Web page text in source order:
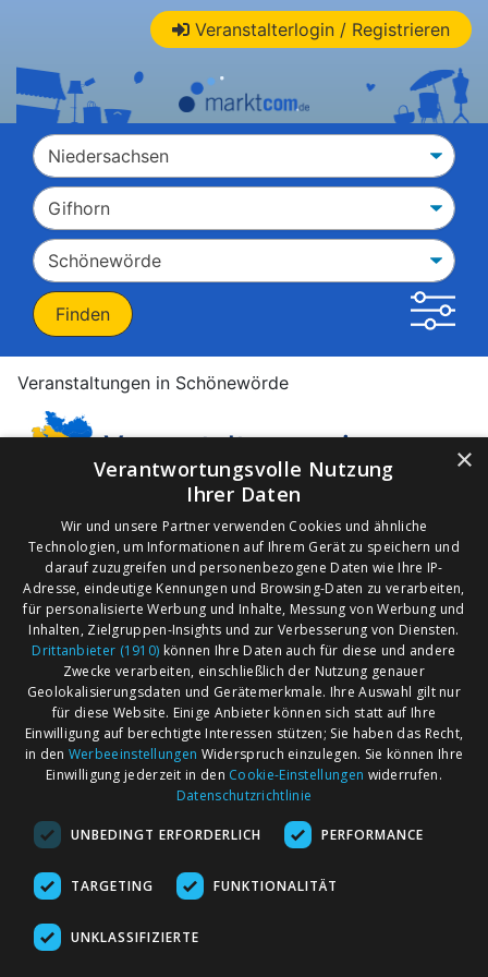
Veranstalterlogin / Registrieren
Veranstaltungen in Schönewörde
Veranstaltungen in
Schönewörde
Leider wurden zu Ihrer Suchanfrage keine
Veranstaltungen gefunden!
Suchen Sie alternativ nach Angeboten in anderen
Regionen oder Orten.
AGB
Impressum
Kontakt
Märkte nach Bundesländern
Märkte nach PLZ
Märkte nach Umkreis
Flohmarkt
×
Verantwortungsvolle Nutzung
Ihrer Daten
Wir und unsere Partner verwenden Cookies und ähnliche
Technologien, um Informationen auf Ihrem Gerät zu speichern und
darauf zuzugreifen und personenbezogene Daten wie Ihre IP-
Adresse, eindeutige Kennungen und Browsing-Daten zu verarbeiten,
für personalisierte Werbung und Inhalte, Messung von Werbung und
Inhalten, Zielgruppen-Insights und zur Verbesserung von Diensten.
Drittanbieter (1910) können Ihre Daten auch für diese und andere
Zwecke verarbeiten, einschließlich der Nutzung genauer
Geolokalisierungsdaten und Gerätemerkmale. Ihre Auswahl gilt nur
für diese Website. Einige Anbieter können sich statt auf Ihre
Einwilligung auf berechtigte Interessen stützen; Sie haben das Recht,
in den Werbeeinstellungen Widerspruch einzulegen. Sie können Ihre
Einwilligung jederzeit in den Cookie-Einstellungen widerrufen.
Datenschutzrichtlinie
UNBEDINGT ERFORDERLICH PERFORMANCE
TARGETING FUNKTIONALITÄT
UNKLASSIFIZIERTE